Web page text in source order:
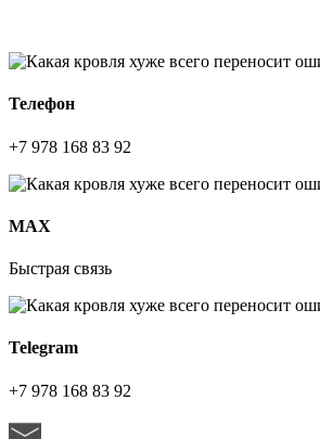
Телефон
+7 978 168 83 92
МАХ
Быстрая связь
Telegram
+7 978 168 83 92